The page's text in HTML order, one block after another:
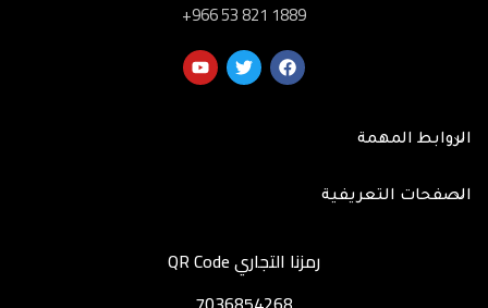
‎+966 53 821 1889
الروابط المهمة
الصفحات التعريفية
رمزنا التجاري QR Code